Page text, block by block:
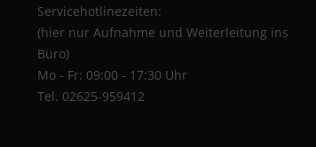
Servicehotlinezeiten:
(hier nur Aufnahme und Weiterleitung ins
Büro)
Mo - Fr: 09:00 - 17:30 Uhr
Tel. 02625-959412